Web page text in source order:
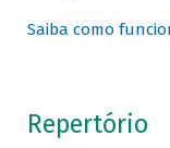
Saiba como
Repertório